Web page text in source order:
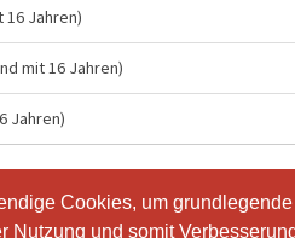
Cookies, um
und somit
Cookies, um
und somit
Jahren)
mit 16 Jahren)
Jahren)